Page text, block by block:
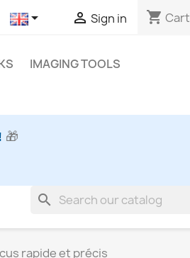
  Sign in shopping_cart Cart
IMAGING TOOLS
🎁
search
rapide et précis